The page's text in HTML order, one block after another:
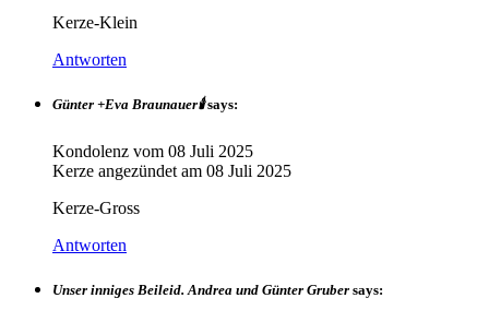
Kerze-Klein
Antworten
Günter +Eva Braunauer🕯 says:
Kondolenz vom 08 Juli 2025
Kerze angezündet am 08 Juli 2025
Kerze-Gross
Antworten
Unser inniges Beileid. Andrea und Günter Gruber says: